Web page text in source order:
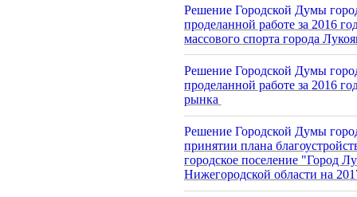
Решение Городской Думы
проделанной работе за 2016
массового спорта города
Решение Городской Думы
проделанной работе за 2016
рынка
Решение Городской Думы
принятии плана
городское поселение "Город
Нижегородской области на